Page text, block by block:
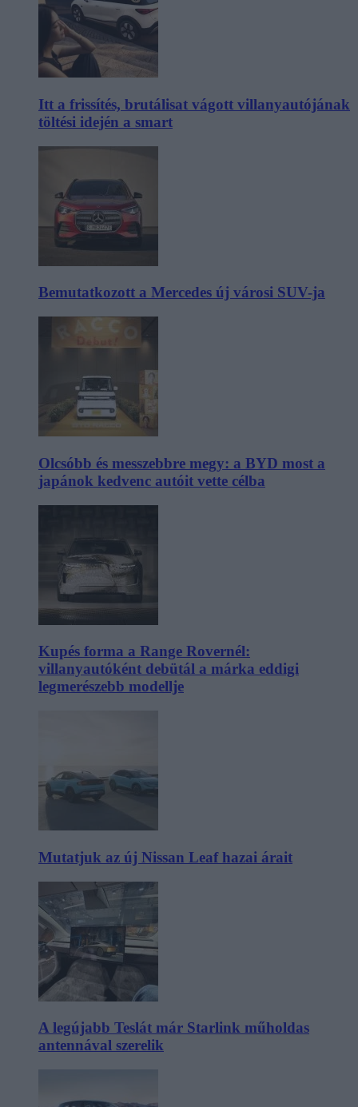
Itt a frissítés, brutálisat vágott villanyautójának
töltési idején a smart
Bemutatkozott a Mercedes új városi SUV-ja
Olcsóbb és messzebbre megy: a BYD most a
japánok kedvenc autóit vette célba
Kupés forma a Range Rovernél:
villanyautóként debütál a márka eddigi
legmerészebb modellje
Mutatjuk az új Nissan Leaf hazai árait
A legújabb Teslát már Starlink műholdas
antennával szerelik